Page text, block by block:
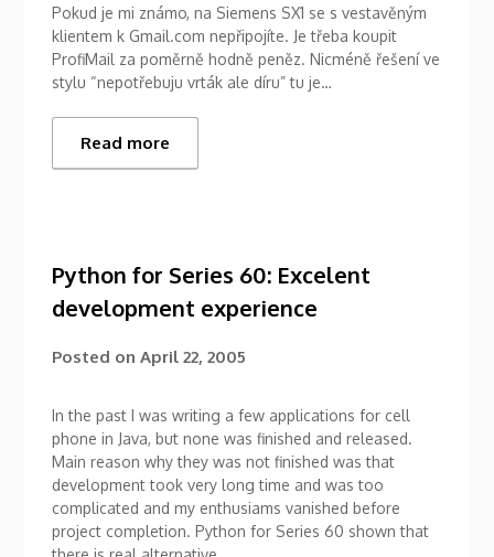
Pokud je mi známo, na Siemens SX1 se s vestavěným
klientem k Gmail.com nepřipojíte. Je třeba koupit
ProfiMail za poměrně hodně peněz. Nicméně řešení ve
stylu “nepotřebuju vrták ale díru” tu je…
Read more
Python for Series 60: Excelent
development experience
Posted onApril 22, 2005
In the past I was writing a few applications for cell
phone in Java, but none was finished and released.
Main reason why they was not finished was that
development took very long time and was too
complicated and my enthusiams vanished before
project completion. Python for Series 60 shown that